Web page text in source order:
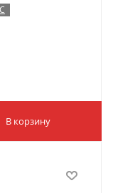
В корзину